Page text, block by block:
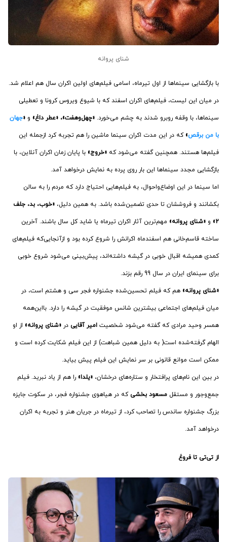
شنای پروانه
با بازگشایی سینماها از اول تیرماه، اسامی فیلم‌های اولین اکران سال هم اعلام شد.
در میان این لیست، فیلم‌های اکران اسفند که با شیوع ویروس کرونا و تعطیلی
سینماها، با وقفه روبرو شدند به چشم می‌خورد. «چهل‌وهفت»، «عطر داغ» و «جهان
با من برقص» که در این مدت اکران سینما ماشین را هم تجربه کرد ازجمله این
فیلم‌ها هستند. همچنین گفته می‌شود که «خروج» با پایان زمان اکران آنلاین، با
بازگشایی مجدد سینماها این بار روی پرده به نمایش درخواهد آمد.
اما سینما در این اوضاع‌واحوال، به فیلم‌هایی احتیاج دارد که مردم را به سالن
بکشانند و فروششان تا حدی تضمین‌شده باشد. به همین دلیل، «خوب، بد، جلف
2» و «شنای پروانه» مهم‌ترین آثار اکران تیرماه یا شاید کل سال باشند. آخرین
ساخته قاسم‌خانی هم اسفندماه اکرانش را شروع کرده بود و ازآنجایی‌که فیلم‌های
کمدی همیشه اقبال خوبی در گیشه داشته‌اند، پیش‌بینی می‌شود شروع خوبی
برای سینمای ایران در سال 99 رقم بزند.
«شنای پروانه» هم که فیلم تحسین‌شده جشنواره فجر سی و هشتم است، در
میان فیلم‌های اجتماعی بیشترین شانس موفقیت در گیشه را دارد. بااین‌همه
همسر وحید مرادی که گفته می‌شود شخصیت امیر آقایی در «شنای پروانه» از او
الهام گرفته‌شده است( به دلیل همین شباهت) از این فیلم شکایت کرده است و
ممکن است موانع قانونی بر سر نمایش این فیلم پیش بیاید.
در بین این نام‌های پرافتخار و ستاره‌های درخشان، «یلدا» را هم از یاد نبرید. فیلم
جمع‌وجور و مستقل مسعود بخشیکه در هیاهوی جشنواره فجر، در سکوت جایزه
بزرگ جشنواره ساندس را تصاحب کرد، از تیرماه در جریان هنر و تجربه به اکران
درخواهد آمد.
از تی‌تی تا فروغ